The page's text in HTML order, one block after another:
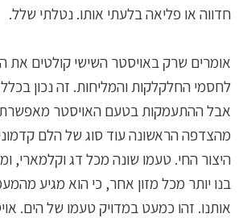
חדווה או פליאה בלעתי אותו. נטלתי שלל.
אומרים שרק באויסטר השישי קולטים
לחסמי החלקלקות והמליחות. זה נכון
אבל ההתעמקות בטעם האויסטר מאפשרת
מהצדפה הראשונה עוד סוג של הלם
היצור החי. טעמו שונה מכל דג וקלמארי,
בנו יותר מכל מזון אחר, כי הוא מגיע
אותנו. זהו כמעט במדויק טעמו של הים.